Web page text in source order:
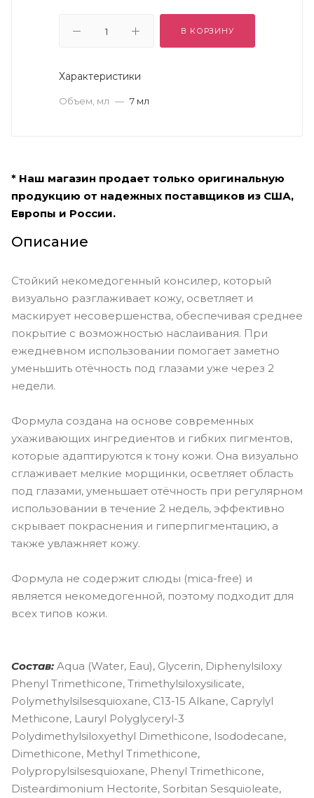
В КОРЗИНУ
Характеристики
Объем, мл — 7 мл
* Наш магазин продает только оригинальную
продукцию от надежных поставщиков из США,
Европы и России.
Описание
Стойкий некомедогенный консилер, который
визуально разглаживает кожу, осветляет и
маскирует несовершенства, обеспечивая среднее
покрытие с возможностью наслаивания. При
ежедневном использовании помогает заметно
уменьшить отёчность под глазами уже через 2
недели.
Формула создана на основе современных
ухаживающих ингредиентов и гибких пигментов,
которые адаптируются к тону кожи. Она визуально
сглаживает мелкие морщинки, осветляет область
под глазами, уменьшает отёчность при регулярном
использовании в течение 2 недель, эффективно
скрывает покраснения и гиперпигментацию, а
также увлажняет кожу.
Формула не содержит слюды (mica-free) и
является некомедогенной, поэтому подходит для
всех типов кожи.
Состав: Aqua (Water, Eau), Glycerin, Diphenylsiloxy
Phenyl Trimethicone, Trimethylsiloxysilicate,
Polymethylsilsesquioxane, C13-15 Alkane, Caprylyl
Methicone, Lauryl Polyglyceryl-3
Polydimethylsiloxyethyl Dimethicone, Isododecane,
Dimethicone, Methyl Trimethicone,
Polypropylsilsesquioxane, Phenyl Trimethicone,
Disteardimonium Hectorite, Sorbitan Sesquioleate,